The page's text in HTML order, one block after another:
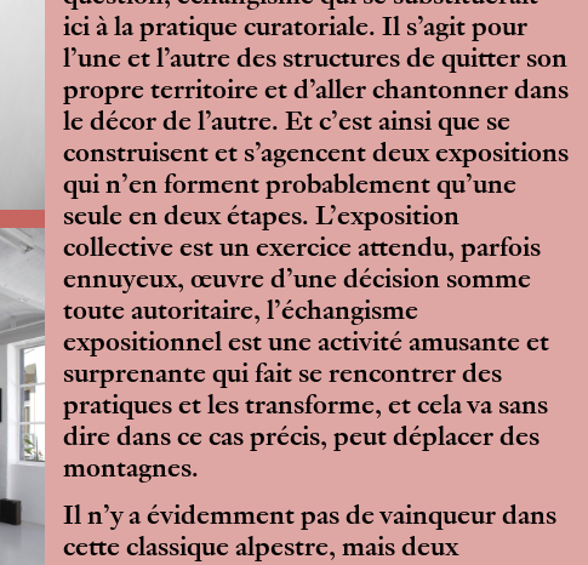
ici à la pratique curatoriale. Il s’agit pour
l’une et l’autre des structures de quitter son
propre territoire et d’aller chantonner dans
le décor de l’autre. Et c’est ainsi que se
construisent et s’agencent deux expositions
qui n’en forment probablement qu’une
seule en deux étapes. L’exposition
collective est un exercice attendu, parfois
ennuyeux, œuvre d’une décision somme
toute autoritaire, l’échangisme
expositionnel est une activité amusante et
surprenante qui fait se rencontrer des
pratiques et les transforme, et cela va sans
dire dans ce cas précis, peut déplacer des
montagnes.
Il n’y a évidemment pas de vainqueur dans
cette classique alpestre, mais deux